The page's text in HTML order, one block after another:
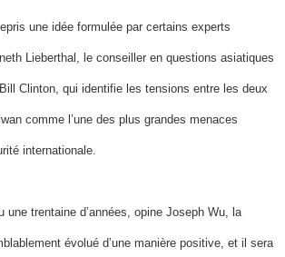
une idée formulée par certains experts
Lieberthal, le conseiller en questions asiatiques
Clinton, qui identifie les tensions entre les deux
comme l’une des plus grandes menaces
internationale.
une trentaine d’années, opine Joseph Wu, la
évolué d’une manière positive, et il sera